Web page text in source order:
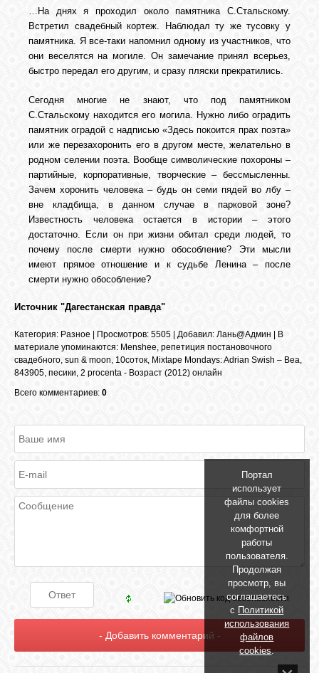
TWITTER
FACEBOOK
…На днях я проходил около памятника С.Стальскому.
Встретил свадебный кортеж. Наблюдал ту же тусовку у
памятника. Я все-таки напомнил одному из участников, что
они веселятся на могиле. Он замечание принял всерьез,
быстро передал его другим, и сразу пляски прекратились.
Сегодня многие не знают, что под памятником
С.Стальскому находится его могила. Нужно либо оградить
памятник оградой с надписью «Здесь покоится прах поэта»
или же перезахоронить его в другом месте, желательно в
родном селении поэта. Вообще символические похороны –
партийные, корпоративные, творческие – бессмысленны.
Зачем хоронить человека – будь он семи пядей во лбу –
вне кладбища, в данном случае в парковой зоне?
Известность человека остается в истории – этого
достаточно. Если он при жизни обитал среди людей, то
почему после смерти нужно обособление? Эти мысли
имеют прямое отношение и к судьбе Ленина – после
смерти нужно обособление?
Источник "Дагестанская правда"
Категория: Разное Просмотров: 5505 | Добавил: Лань@Админ
В
материале упоминаются: Menshee, репетиция постановочного
свадебного, sun & moon, 10соток, Mixtape Mondays: Adrian Swish – Bea,
843905, песики, 2 procenta - Возраст (2012) онлайн
Всего комментариев: 0
Портал
использует
файлы cookies
для более
комфортной
работы
пользователя.
Продолжая
просмотр, вы
соглашаетесь
с Политикой
использования
файлов
cookies.